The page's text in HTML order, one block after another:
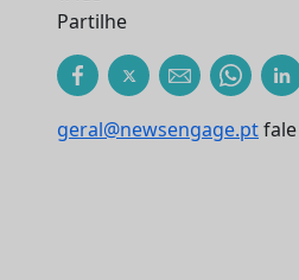
Partilhe
geral@newsengage.pt